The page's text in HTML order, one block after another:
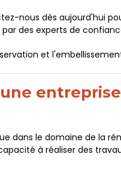
nous dès aujourd'hui
des experts de
et
dans le domaine de la
à réaliser des